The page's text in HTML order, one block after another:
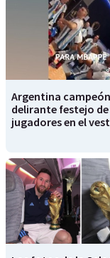
Argentina
delirante festejo
jugadores en el